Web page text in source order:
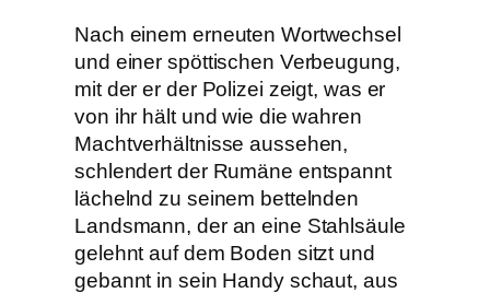
Nach einem erneuten Wortwechsel
und einer spöttischen Verbeugung,
mit der er der Polizei zeigt, was er
von ihr hält und wie die wahren
Machtverhältnisse aussehen,
schlendert der Rumäne entspannt
lächelnd zu seinem bettelnden
Landsmann, der an eine Stahlsäule
gelehnt auf dem Boden sitzt und
gebannt in sein Handy schaut, aus